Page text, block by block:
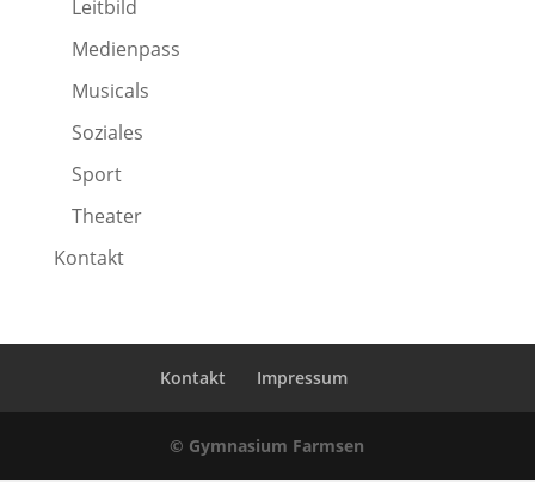
Leitbild
Medienpass
Musicals
Soziales
Sport
Theater
Kontakt
Kontakt Impressum
© Gymnasium Farmsen